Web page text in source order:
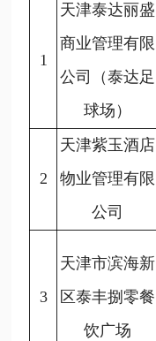
1
天津泰达丽盛
商业管理有限
公司（泰达足
球场）
2
天津紫玉酒店
物业管理有限
公司
3
天津市滨海新
区泰丰捌零餐
饮广场